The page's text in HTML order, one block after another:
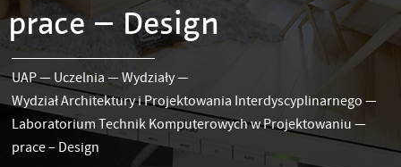
prace – Design
UAP— Uczelnia —Wydziały—
Wydział Architektury i Projektowania Interdyscyplinarnego —
Laboratorium Technik Komputerowych w Projektowaniu —
prace – Design